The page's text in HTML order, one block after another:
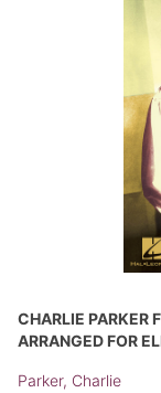
CHARLIE PARKER
ARRANGED FOR
Parker, Charlie